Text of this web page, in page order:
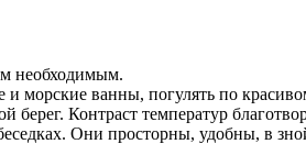
необходимым.
ванны, погулять по
берег. Контраст температур
Они просторны, удобны, в